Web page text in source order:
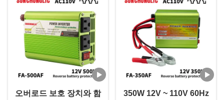
오버로드 보호 장치와 함
350W 12V ~ 110V 60Hz